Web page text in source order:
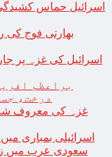
براعظم
درخت،
غزہ کی معروف
اسرائیلی بمباری میں 12 سالہ فلسطینی یوٹیوبر بھی شہید
سعودی عرب میں